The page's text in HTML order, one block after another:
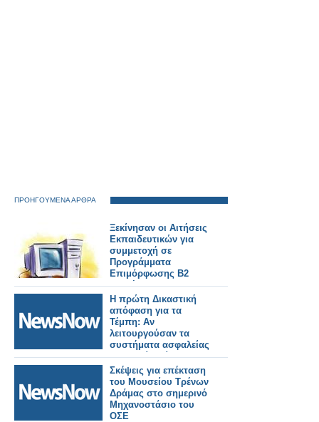
ΠΡΟΗΓΟΥΜΕΝΑ ΑΡΘΡΑ
Ξεκίνησαν οι Αιτήσεις
Εκπαιδευτικών για
συμμετοχή σε
Προγράμματα
Επιμόρφωσης Β2
επιπέδου Τ.Π.Ε.
Η πρώτη Δικαστική
απόφαση για τα
Τέμπη: Αν
λειτουργούσαν τα
συστήματα ασφαλείας
δεν θα είχε γίνει
δυστύχημα – Δεν
έπρεπε να γίνονται
δρομολόγια
Σκέψεις για επέκταση
του Μουσείου Τρένων
Δράμας στο σημερινό
Μηχανοστάσιο του
ΟΣΕ